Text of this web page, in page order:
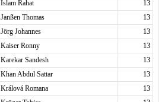
Islam Rahat
13
Janßen Thomas
13
Jörg Johannes
13
Kaiser Ronny
13
Karekar Sandesh
13
Khan Abdul Sattar
13
Králová Romana
13